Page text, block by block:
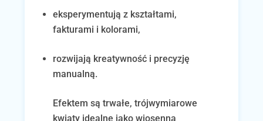
eksperymentują z kształtami,
fakturami i kolorami,
rozwijają kreatywność i precyzję
manualną.
Efektem są trwałe, trójwymiarowe
kwiaty idealne jako wiosenna